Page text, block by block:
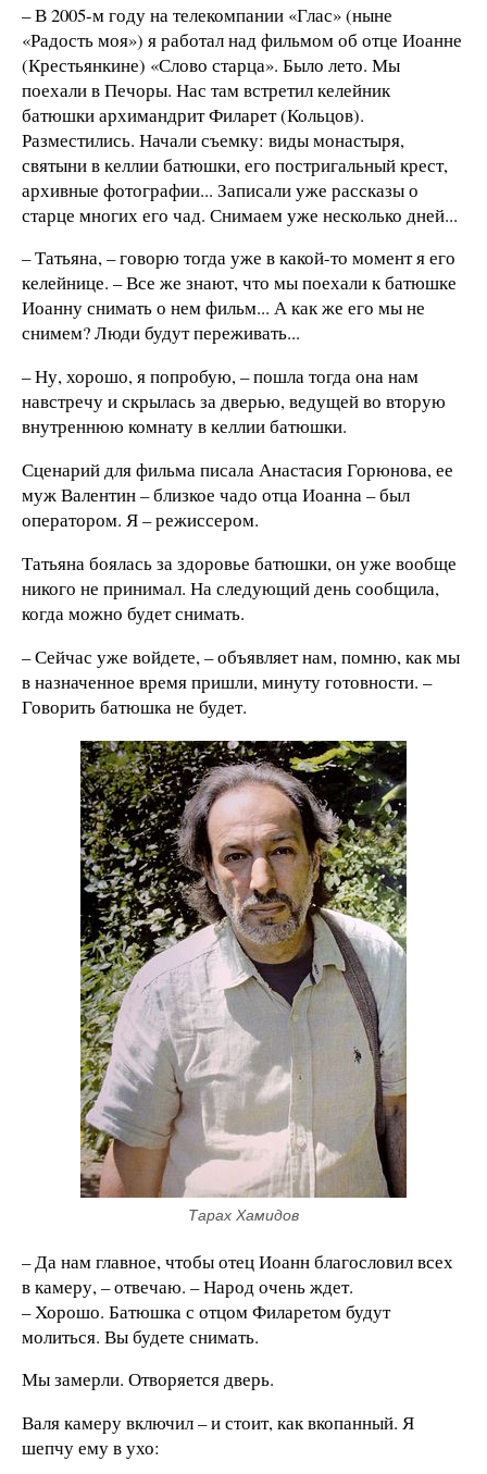
– В 2005-м году на телекомпании «Глас» (ныне
«Радость моя») я работал над фильмом об отце Иоанне
(Крестьянкине) «Слово старца». Было лето. Мы
поехали в Печоры. Нас там встретил келейник
батюшки архимандрит Филарет (Кольцов).
Разместились. Начали съемку: виды монастыря,
святыни в келлии батюшки, его постригальный крест,
архивные фотографии... Записали уже рассказы о
старце многих его чад. Снимаем уже несколько дней...
– Татьяна, – говорю тогда уже в какой-то момент я его
келейнице. – Все же знают, что мы поехали к батюшке
Иоанну снимать о нем фильм... А как же его мы не
снимем? Люди будут переживать...
– Ну, хорошо, я попробую, – пошла тогда она нам
навстречу и скрылась за дверью, ведущей во вторую
внутреннюю комнату в келлии батюшки.
Сценарий для фильма писала Анастасия Горюнова, ее
муж Валентин – близкое чадо отца Иоанна – был
оператором. Я – режиссером.
Татьяна боялась за здоровье батюшки, он уже вообще
никого не принимал. На следующий день сообщила,
когда можно будет снимать.
– Сейчас уже войдете, – объявляет нам, помню, как мы
в назначенное время пришли, минуту готовности. –
Говорить батюшка не будет.
Тарах Хамидов
– Да нам главное, чтобы отец Иоанн благословил всех
в камеру, – отвечаю. – Народ очень ждет.
– Хорошо. Батюшка с отцом Филаретом будут
молиться. Вы будете снимать.
Мы замерли. Отворяется дверь.
Валя камеру включил – и стоит, как вкопанный. Я
шепчу ему в ухо: